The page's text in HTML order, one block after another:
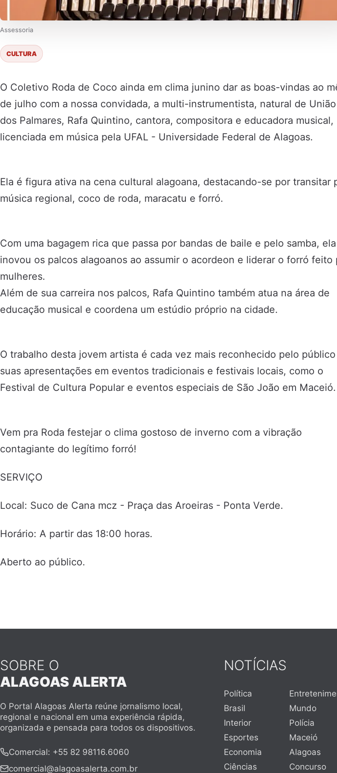
Assessoria
CULTURA
O Coletivo Roda de Coco ainda em clima junino dar as boas-vindas ao
de julho com a nossa convidada, a multi-instrumentista, natural de União
dos Palmares, Rafa Quintino, cantora, compositora e educadora musical,
licenciada em música pela UFAL - Universidade Federal de Alagoas.
Ela é figura ativa na cena cultural alagoana, destacando-se por transitar
música regional, coco de roda, maracatu e forró.
Com uma bagagem rica que passa por bandas de baile e pelo samba, ela
inovou os palcos alagoanos ao assumir o acordeon e liderar o forró feito
mulheres.
Além de sua carreira nos palcos, Rafa Quintino também atua na área de
educação musical e coordena um estúdio próprio na cidade.
O trabalho desta jovem artista é cada vez mais reconhecido pelo
suas apresentações em eventos tradicionais e festivais locais, como o
Festival de Cultura Popular e eventos especiais de São João em Maceió.
Vem pra Roda festejar o clima gostoso de inverno com a vibração
contagiante do legítimo forró!
SERVIÇO
Local: Suco de Cana mcz - Praça das Aroeiras - Ponta Verde.
Horário: A partir das 18:00 horas.
Aberto ao público.
SOBRE O
ALAGOAS ALERTA
O Portal Alagoas Alerta reúne jornalismo local,
regional e nacional em uma experiência rápida,
organizada e pensada para todos os dispositivos.
Comercial: +55 82 98116.6060
comercial@alagoasalerta.com.br
NOTÍCIAS
Política
Brasil
Mundo
Interior
Polícia
Esportes
Maceió
Economia
Alagoas
Ciências
Concurso